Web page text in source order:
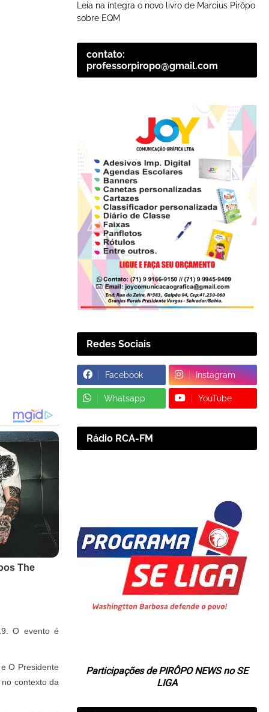
O evento é
O Presidente
contexto da
Leia na íntegra o novo livro de Marcius Pirôpo
sobre EQM
contato:
professorpiropo@gmail.com
Redes Sociais
Facebook Instagram
Whatsapp YouTube
Rádio RCA-FM
Participações de PIRÔPO NEWS no SE
LIGA